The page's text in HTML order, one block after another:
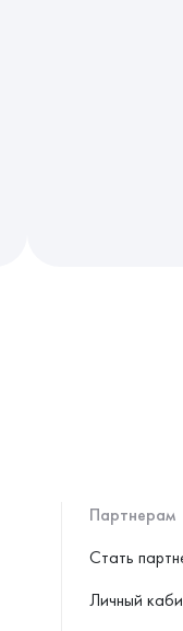
Партнерам
Стать
Личный